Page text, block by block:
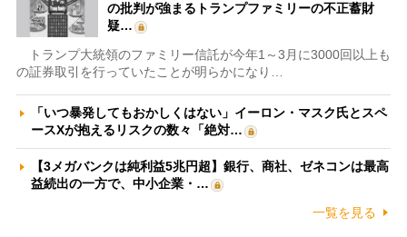
の批判が強まるトランプファミリーの不正蓄財
疑…
トランプ大統領のファミリー信託が今年1～3月に3000回以上も
の証券取引を行っていたことが明らかになり…
「いつ暴発してもおかしくはない」イーロン・マスク氏とスペ
ースXが抱えるリスクの数々「絶対…
【3メガバンクは純利益5兆円超】銀行、商社、ゼネコンは最高
益続出の一方で、中小企業・…
一覧を見る